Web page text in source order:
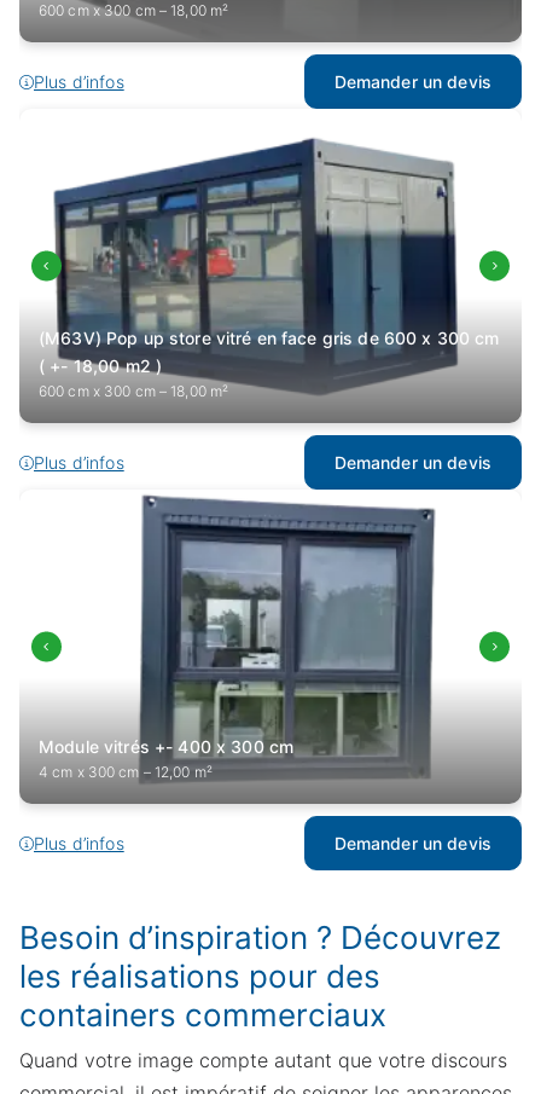
Demande de devis
Merci de compléter ces quelques informations
pour accéder à la demande en ligne :
Prénom ObligatoireNom Obligatoire
600 cm x 300 cm – 18,00 m²
Plus d’infos Demander un devis
(M63V) Pop up store vitré en face gris de 600 x 300 cm
( +- 18,00 m2 )
600 cm x 300 cm – 18,00 m²
Plus d’infos Demander un devis
Module vitrés +- 400 x 300 cm
4 cm x 300 cm – 12,00 m²
Plus d’infos Demander un devis
Besoin d’inspiration ? Découvrez
les réalisations pour des
containers commerciaux
Quand votre image compte autant que votre discours